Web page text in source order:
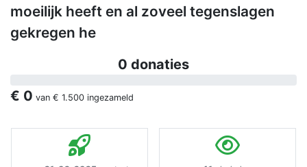
moeilijk heeft en al zoveel tegenslagen
gekregen he
0 donaties
€ 0 van € 1.500 ingezameld